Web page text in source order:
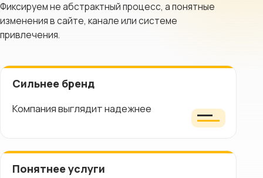
Фиксируем не абстрактный процесс, а понятные
изменения в сайте, канале или системе
привлечения.
Сильнее бренд
Компания выглядит надежнее
Понятнее услуги